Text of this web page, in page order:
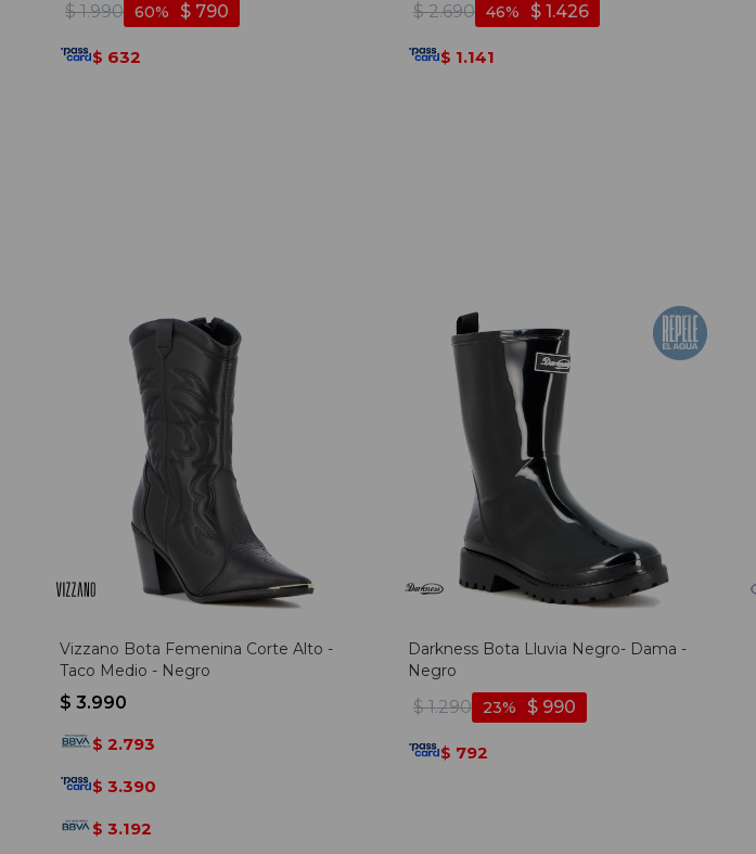
$ 1.990 $ 790
60
$ 632
$ 2.690 $ 1.426
46
$ 1.141
Vizzano Bota Femenina Corte Alto -
Taco Medio - Negro
$ 3.990
$ 2.793
$ 3.390
$ 3.192
Darkness Bota Lluvia Negro- Dama -
Negro
$ 1.290 $ 990
23
$ 792